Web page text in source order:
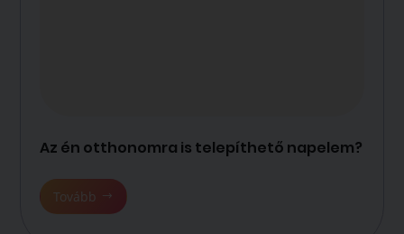
Az én otthonomra is telepíthető napelem?
Tovább